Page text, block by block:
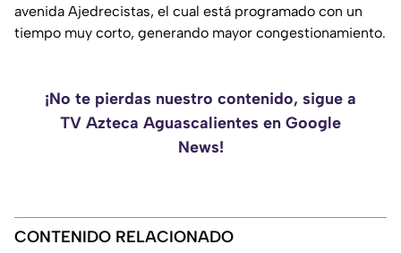
avenida Ajedrecistas, el cual está programado con un
tiempo muy corto, generando mayor congestionamiento.
¡No te pierdas nuestro contenido, sigue a
TV Azteca Aguascalientes en Google
News!
CONTENIDO RELACIONADO